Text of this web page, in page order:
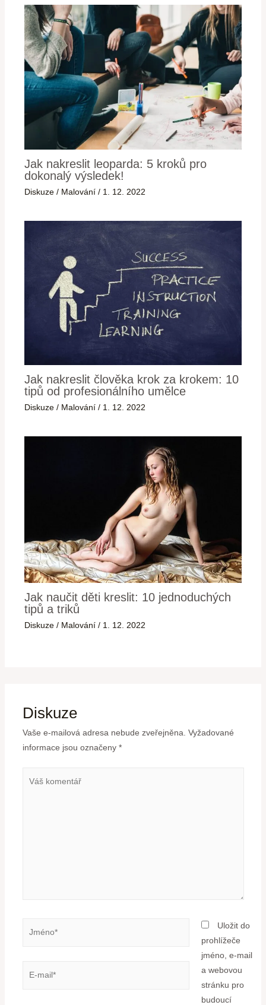
Jak nakreslit leoparda: 5 kroků pro
dokonalý výsledek!
Diskuze / Malování / 1. 12. 2022
Jak nakreslit člověka krok za krokem: 10
tipů od profesionálního umělce
Diskuze / Malování / 1. 12. 2022
Jak naučit děti kreslit: 10 jednoduchých
tipů a triků
Diskuze / Malování / 1. 12. 2022
Diskuze
Vaše e-mailová adresa nebude zveřejněna. Vyžadované
informace jsou označeny *
Uložit do
prohlížeče
jméno, e-mail
a webovou
stránku pro
budoucí